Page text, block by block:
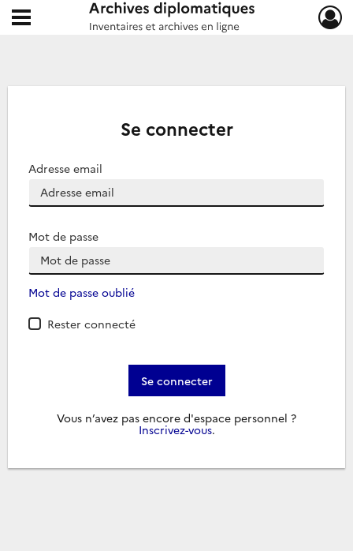
Archives diplomatiques
Ouvrir le menu déroulant
Se connecter
Adresse email
Mot de passe
Mot de passe oublié
Rester connecté
Se connecter
Vous n’avez pas encore d'espace personnel ?
Inscrivez-vous.